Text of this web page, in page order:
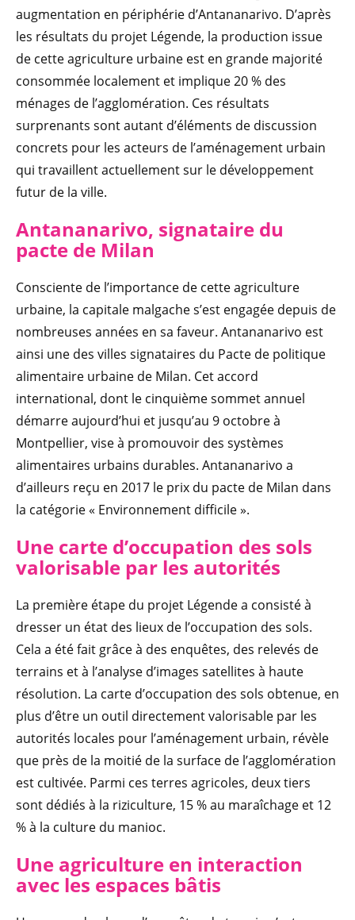
augmentation en périphérie d’Antananarivo. D’après
les résultats du projet Légende, la production issue
de cette agriculture urbaine est en grande majorité
consommée localement et implique 20 % des
ménages de l’agglomération. Ces résultats
surprenants sont autant d’éléments de discussion
concrets pour les acteurs de l’aménagement urbain
qui travaillent actuellement sur le développement
futur de la ville.
Antananarivo, signataire du
pacte de Milan
Consciente de l’importance de cette agriculture
urbaine, la capitale malgache s’est engagée depuis de
nombreuses années en sa faveur. Antananarivo est
ainsi une des villes signataires du Pacte de politique
alimentaire urbaine de Milan. Cet accord
international, dont le cinquième sommet annuel
démarre aujourd’hui et jusqu’au 9 octobre à
Montpellier, vise à promouvoir des systèmes
alimentaires urbains durables. Antananarivo a
d’ailleurs reçu en 2017 le prix du pacte de Milan dans
la catégorie « Environnement difficile ».
Une carte d’occupation des sols
valorisable par les autorités
La première étape du projet Légende a consisté à
dresser un état des lieux de l’occupation des sols.
Cela a été fait grâce à des enquêtes, des relevés de
terrains et à l’analyse d’images satellites à haute
résolution. La carte d’occupation des sols obtenue, en
plus d’être un outil directement valorisable par les
autorités locales pour l’aménagement urbain, révèle
que près de la moitié de la surface de l’agglomération
est cultivée. Parmi ces terres agricoles, deux tiers
sont dédiés à la riziculture, 15 % au maraîchage et 12
% à la culture du manioc.
Une agriculture en interaction
avec les espaces bâtis